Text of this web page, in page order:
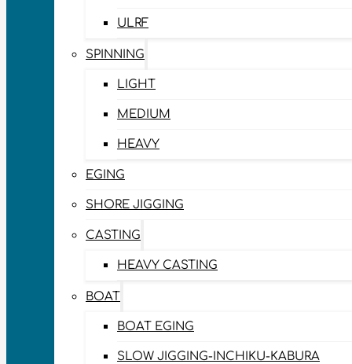
ULRF
SPINNING
LIGHT
MEDIUM
HEAVY
EGING
SHORE JIGGING
CASTING
HEAVY CASTING
BOAT
BOAT EGING
SLOW JIGGING-INCHIKU-KABURA